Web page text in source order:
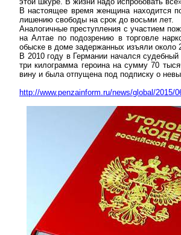
В настоящее время женщина находится
лишению свободы на срок до восьми лет.
Аналогичные преступления с участием
на Алтае по подозрению в торговле
обыске в доме задержанных изъяли около
В 2010 году в Германии начался
три килограмма героина на сумму 70
вину и была отпущена под подписку о
http://www.penzainform.ru/news/global/2015/